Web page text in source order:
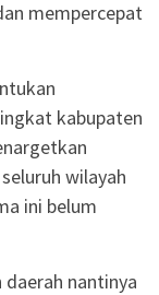
mempercepat
kabupaten
wilayah
ini belum
nantinya